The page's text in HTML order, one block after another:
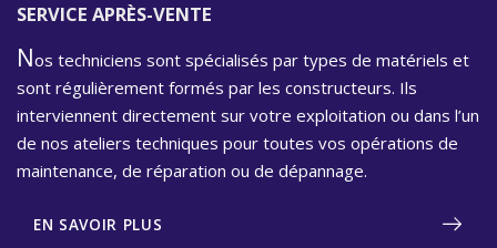
SERVICE APRÈS-VENTE
Nos techniciens sont spécialisés par types de matériels et
sont régulièrement formés par les constructeurs. Ils
interviennent directement sur votre exploitation ou dans l’un
de nos ateliers techniques pour toutes vos opérations de
maintenance, de réparation ou de dépannage.
EN SAVOIR PLUS